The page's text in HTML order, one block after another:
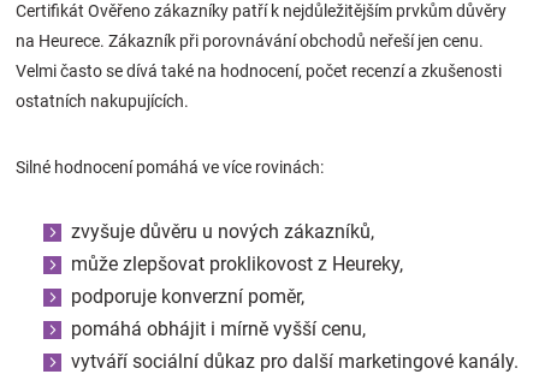
Certifikát Ověřeno zákazníky patří k nejdůležitějším prvkům důvěry
na Heurece. Zákazník při porovnávání obchodů neřeší jen cenu.
Velmi často se dívá také na hodnocení, počet recenzí a zkušenosti
ostatních nakupujících.
Silné hodnocení pomáhá ve více rovinách:
zvyšuje důvěru u nových zákazníků,
může zlepšovat proklikovost z Heureky,
podporuje konverzní poměr,
pomáhá obhájit i mírně vyšší cenu,
vytváří sociální důkaz pro další marketingové kanály.